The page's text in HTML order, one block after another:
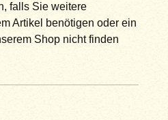
falls Sie weitere
Artikel benötigen oder ein
Shop nicht finden